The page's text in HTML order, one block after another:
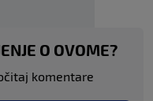
O OVOME?
komentare